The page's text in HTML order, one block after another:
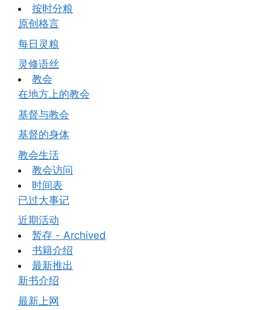
按时分粮
原创格言
每日灵粮
灵修语丝
教会
在地方上的教会
基督与教会
基督的身体
教会生活
教会访问
时间表
已过大事记
近期活动
暂存 - Archived
书籍介绍
最新推出
新书介绍
最新上网